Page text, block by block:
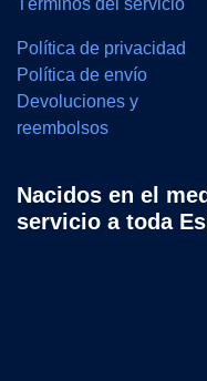
Términos del servicio
Política de privacidad
Política de envío
Devoluciones y
reembolsos
Nacidos en el
servicio a toda